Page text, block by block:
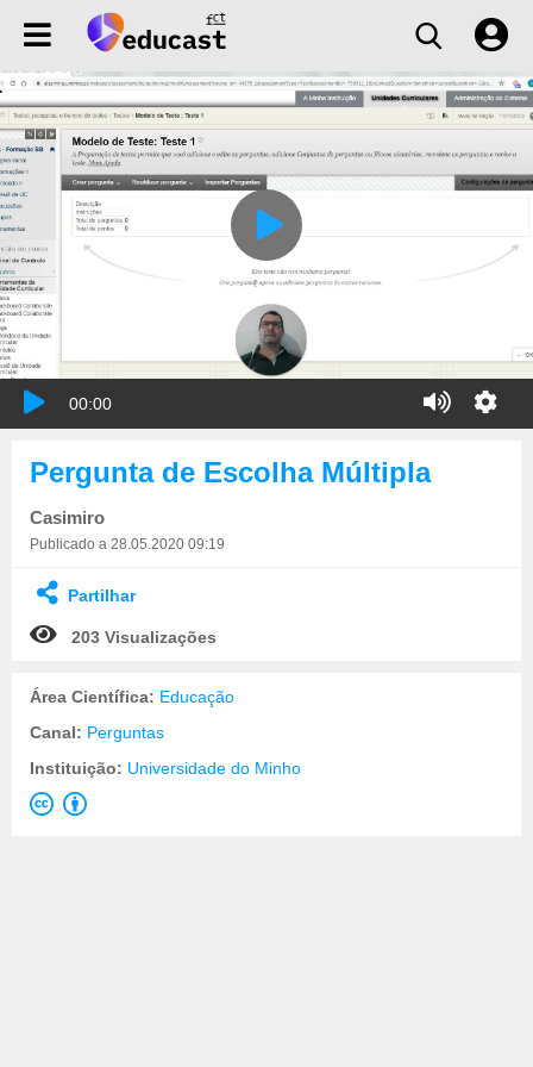
00:00
Pergunta de Escolha Múltipla
Casimiro
Publicado a 28.05.2020 09:19
Partilhar
203 Visualizações
Área Científica: Educação
Canal: Perguntas
Instituição: Universidade do Minho